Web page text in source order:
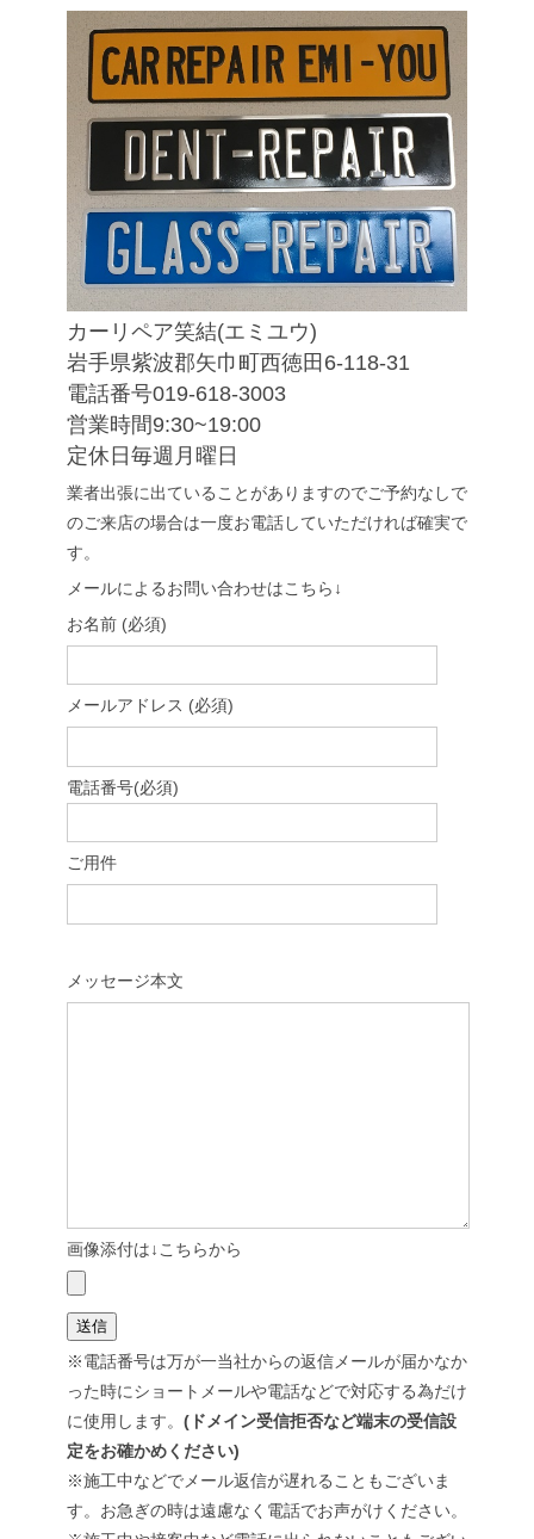
カーリペア笑結(エミユウ)
岩手県紫波郡矢巾町西徳田6-118-31
電話番号019-618-3003
営業時間9:30~19:00
定休日毎週月曜日
業者出張に出ていることがありますのでご予約なしで
のご来店の場合は一度お電話していただければ確実で
す。
メールによるお問い合わせはこちら↓
お名前 (必須)
メールアドレス (必須)
電話番号(必須)
ご用件
メッセージ本文
画像添付は↓こちらから
※電話番号は万が一当社からの返信メールが届かなか
った時にショートメールや電話などで対応する為だけ
に使用します。 (ドメイン受信拒否など端末の受信設
定をお確かめください)
※施工中などでメール返信が遅れることもございま
す。お急ぎの時は遠慮なく電話でお声がけください。